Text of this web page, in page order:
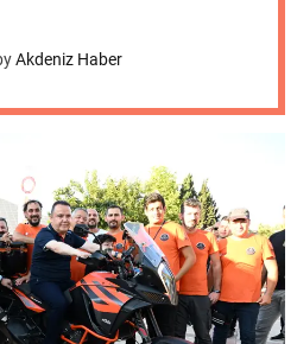
Akdeniz Haber